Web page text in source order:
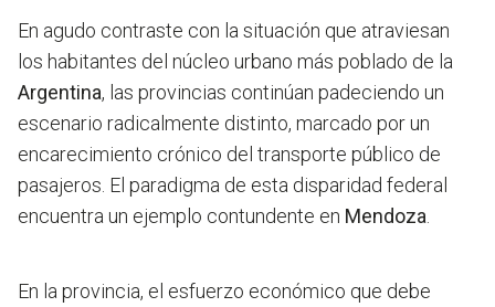
En agudo contraste con la situación que atraviesan
los habitantes del núcleo urbano más poblado de la
Argentina, las provincias continúan padeciendo un
escenario radicalmente distinto, marcado por un
encarecimiento crónico del transporte público de
pasajeros. El paradigma de esta disparidad federal
encuentra un ejemplo contundente en Mendoza
En la provincia, el esfuerzo económico que debe